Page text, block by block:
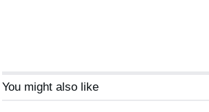
You might also like